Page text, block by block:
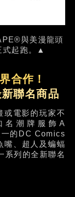
與美漫龍頭
式起跑。▲
合作！
聯名商品
電影的玩家不
名潮牌服飾A
的DC Comics
嘴、超人及蝙蝠
系列的全新聯名